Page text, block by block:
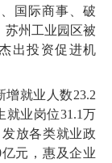
国际商事、破
苏州工业园区被
出投资促进机
增就业人数23.2
就业岗位31 .1万
发放各类就业政
亿元，惠及企业